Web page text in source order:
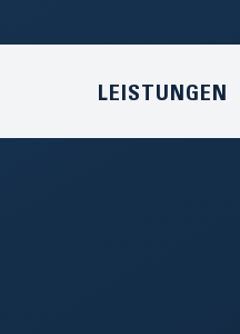
LEISTUNGEN